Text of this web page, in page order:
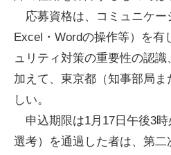
応募資格は、コミュニケー
Excel・Wordの操作等）を
ュリティ対策の重要性の認
加えて、東京都（知事部局
しい。
申込期限は1月17日午後3時
選考）を通過した者は、第